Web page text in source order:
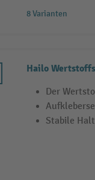
8 Varianten
Hailo
Der
Stabile